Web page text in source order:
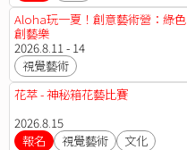
Aloha玩一夏！創意藝術營：綠色
創藝樂
2026.8.11 - 14
視覺藝術
花萃 - 神秘箱花藝比賽
2026.8.15
報名
視覺藝術 文化